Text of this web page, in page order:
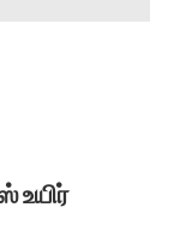
உயிர்